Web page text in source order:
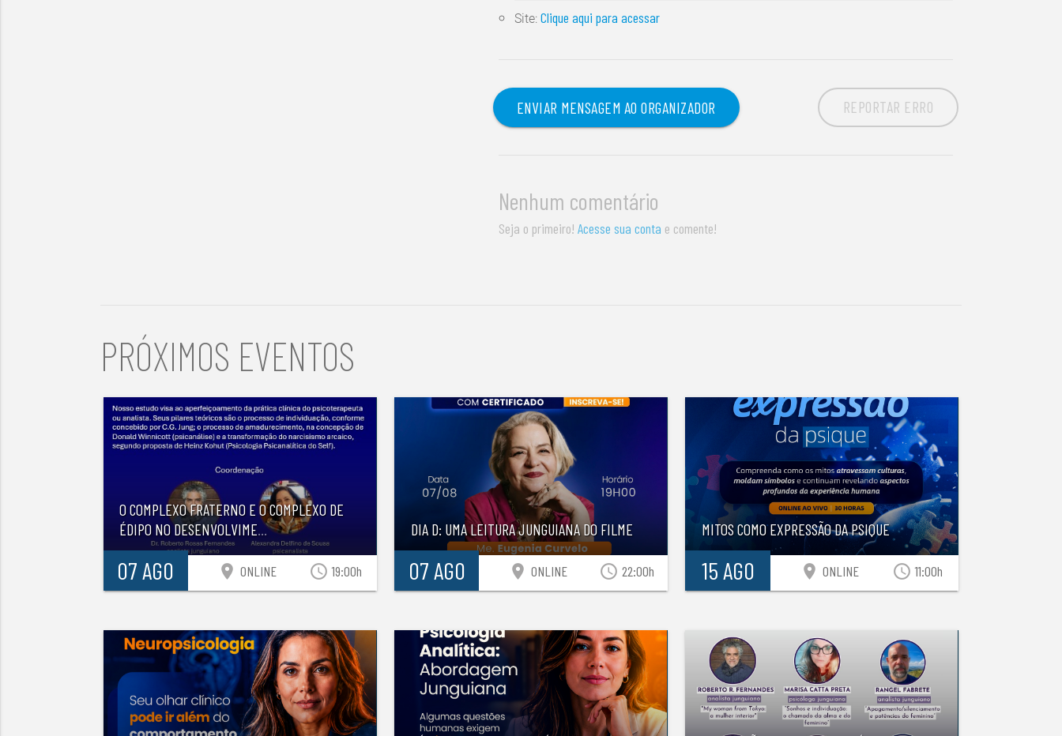
Site:Clique aqui para acessar
ENVIAR MENSAGEM AO ORGANIZADOR REPORTAR ERRO
Nenhum comentário
Seja o primeiro!Acesse sua conta e comente!
PRÓXIMOS EVENTOS
O COMPLEXO FRATERNO E O COMPLEXO DE
ÉDIPO NO DESENVOLVIME...
07 AGO location_on ONLINE access_time 19:00h
DIA D: UMA LEITURA JUNGUIANA DO FILME
07 AGO location_on ONLINE access_time 22:00h
MITOS COMO EXPRESSÃO DA PSIQUE
15 AGO location_on ONLINE access_time 11:00h